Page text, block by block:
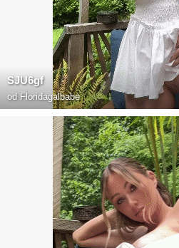
SJU6gf
od Floridagalbabe